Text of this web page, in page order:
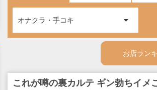
オナクラ・手コキ
お店ラン